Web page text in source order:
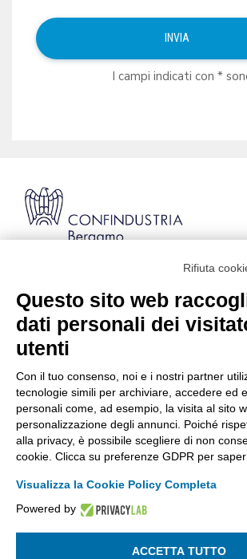
I campi indicati con *
Codice Fiscale: 80021750163 | PEC:
info@pec.confindustriabergamo.it
CONFINDUSTRIA BERGAMO
ASSISTENZA & PRIVACY
La riproduzione, anche parziale, di qualsiasi
Rifiuta
Questo sito web
dati personali dei
utenti
Con il tuo consenso, noi e i nostri partner
tecnologie simili per archiviare, accedere ed
personali come, ad esempio, la visita al sito
personalizzazione degli annunci. Poiché
alla privacy, è possibile scegliere di non
cookie. Clicca su preferenze GDPR per
Visualizza la Cookie Policy Completa
Powered by
ACCETTA TUTTO